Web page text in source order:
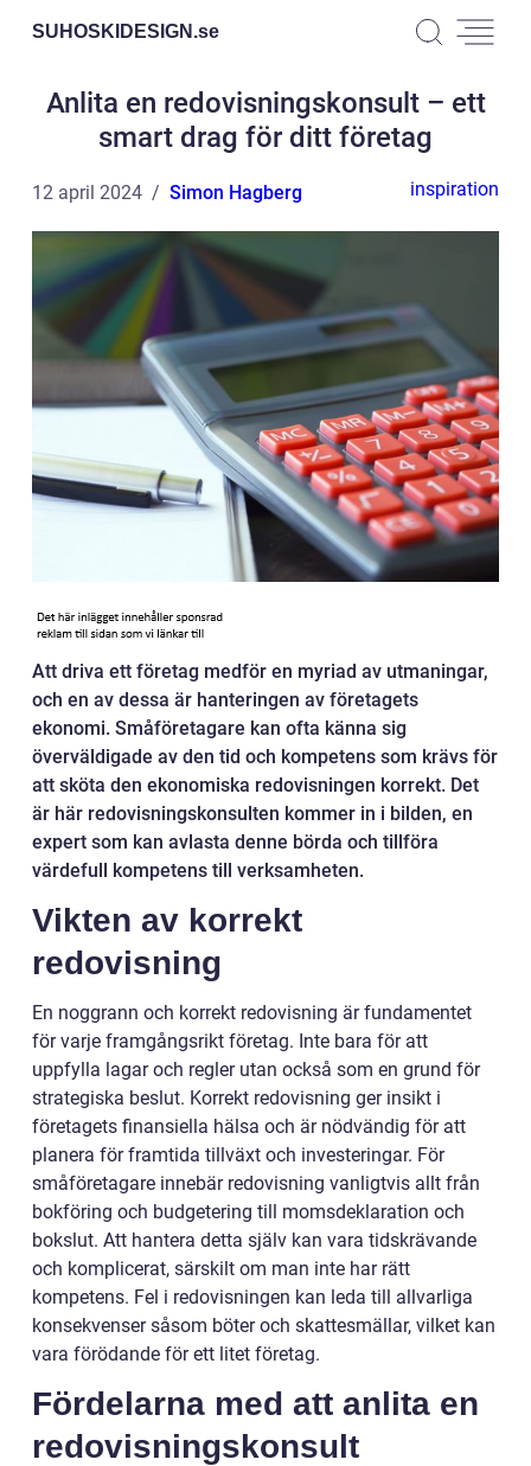
SUHOSKIDESIGN.se
Anlita en redovisningskonsult – ett
smart drag för ditt företag
12 april 2024 Simon Hagberg inspiration
Att driva ett företag medför en myriad av utmaningar,
och en av dessa är hanteringen av företagets
ekonomi. Småföretagare kan ofta känna sig
överväldigade av den tid och kompetens som krävs för
att sköta den ekonomiska redovisningen korrekt. Det
är här redovisningskonsulten kommer in i bilden, en
expert som kan avlasta denne börda och tillföra
värdefull kompetens till verksamheten.
Vikten av korrekt
redovisning
En noggrann och korrekt redovisning är fundamentet
för varje framgångsrikt företag. Inte bara för att
uppfylla lagar och regler utan också som en grund för
strategiska beslut. Korrekt redovisning ger insikt i
företagets finansiella hälsa och är nödvändig för att
planera för framtida tillväxt och investeringar. För
småföretagare innebär redovisning vanligtvis allt från
bokföring och budgetering till momsdeklaration och
bokslut. Att hantera detta själv kan vara tidskrävande
och komplicerat, särskilt om man inte har rätt
kompetens. Fel i redovisningen kan leda till allvarliga
konsekvenser såsom böter och skattesmällar, vilket kan
vara förödande för ett litet företag.
Fördelarna med att anlita en
redovisningskonsult